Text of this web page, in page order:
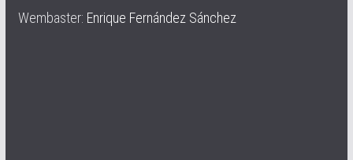
Wembaster: Enrique Fernández Sánchez